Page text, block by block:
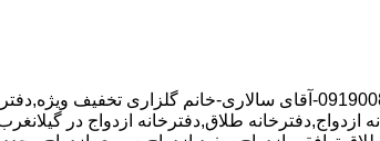
09190086895-آقای سالاری-خانم گلزاری تخفیف
طلاق,دفترخانه ازدواج در